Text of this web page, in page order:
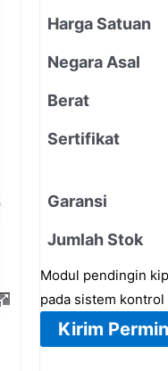
Harga Satuan
Negara Asal
Berat
Sertifikat
Garansi
Jumlah Stok
Modul pendingin
pada sistem
Kirim